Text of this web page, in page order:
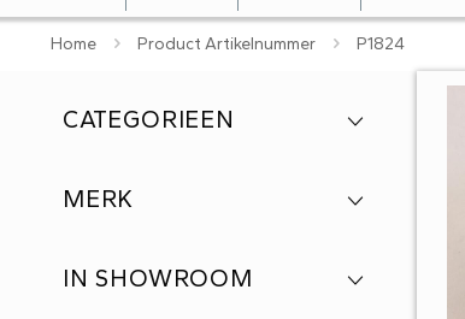
Home Product Artikelnummer P1824
CATEGORIEEN
MERK
IN SHOWROOM